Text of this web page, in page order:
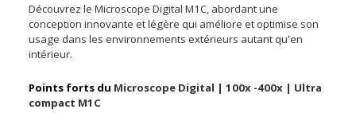
Découvrez le Microscope Digital M1C, abordant une
conception innovante et légère qui améliore et optimise son
usage dans les environnements extérieurs autant qu'en
intérieur.
Points forts du Microscope Digital | 100x -400x | Ultra
compact M1C